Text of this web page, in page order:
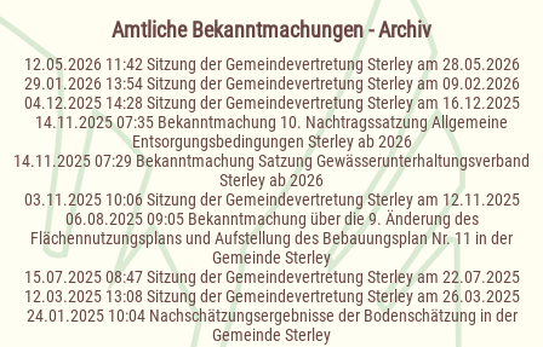
Amtliche Bekanntmachungen - Archiv
12.05.2026 11:42 Sitzung der Gemeindevertretung Sterley am 28.05.2026
29.01.2026 13:54 Sitzung der Gemeindevertretung Sterley am 09.02.2026
04.12.2025 14:28 Sitzung der Gemeindevertretung Sterley am 16.12.2025
14.11.2025 07:35 Bekanntmachung 10. Nachtragssatzung Allgemeine
Entsorgungsbedingungen Sterley ab 2026
14.11.2025 07:29 Bekanntmachung Satzung Gewässerunterhaltungsverband
Sterley ab 2026
03.11.2025 10:06 Sitzung der Gemeindevertretung Sterley am 12.11.2025
06.08.2025 09:05 Bekanntmachung über die 9. Änderung des
Flächennutzungsplans und Aufstellung des Bebauungsplan Nr. 11 in der
Gemeinde Sterley
15.07.2025 08:47 Sitzung der Gemeindevertretung Sterley am 22.07.2025
12.03.2025 13:08 Sitzung der Gemeindevertretung Sterley am 26.03.2025
24.01.2025 10:04 Nachschätzungsergebnisse der Bodenschätzung in der
Gemeinde Sterley